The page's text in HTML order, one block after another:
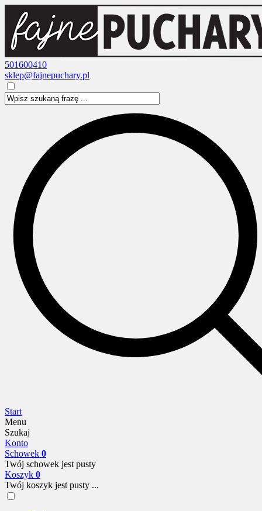
501600410
sklep@fajnepuchary.pl
Start
Menu
Szukaj
Konto
Schowek 0
Twój schowek jest pusty
Koszyk 0
Twój koszyk jest pusty ...